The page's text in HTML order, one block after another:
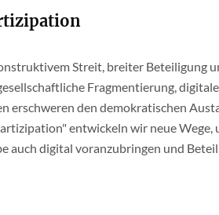
Streit, breiter Beteiligung
Fragmentierung,
erschweren den demokratischen
entwickeln wir neue Wege,
auch digital voranzubringen und